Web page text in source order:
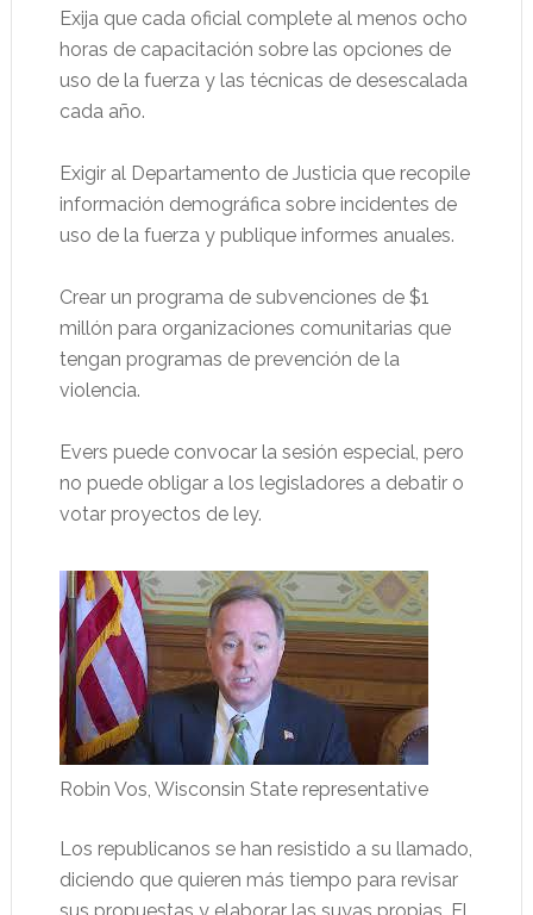
Exija que cada oficial complete al menos ocho
horas de capacitación sobre las opciones de
uso de la fuerza y las técnicas de desescalada
cada año.
Exigir al Departamento de Justicia que recopile
información demográfica sobre incidentes de
uso de la fuerza y publique informes anuales.
Crear un programa de subvenciones de $1
millón para organizaciones comunitarias que
tengan programas de prevención de la
violencia.
Evers puede convocar la sesión especial, pero
no puede obligar a los legisladores a debatir o
votar proyectos de ley.
Robin Vos, Wisconsin State representative
Los republicanos se han resistido a su llamado,
diciendo que quieren más tiempo para revisar